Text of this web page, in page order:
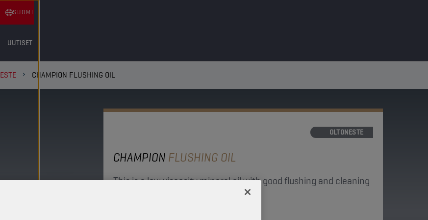
UUTISET
SUOMI
CHAMPION FLUSHING OIL
HUOLTONESTE
CHAMPION FLUSHING OIL
This is a low viscosity mineral oil with good flushing and cleaning